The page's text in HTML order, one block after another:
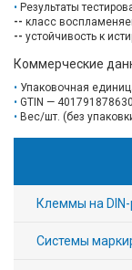
Результаты
-- класс
-- устойчивость к
Коммерческие
Упаковочная
GTIN —
Вес/шт. (без
Клеммы на DIN-
Системы